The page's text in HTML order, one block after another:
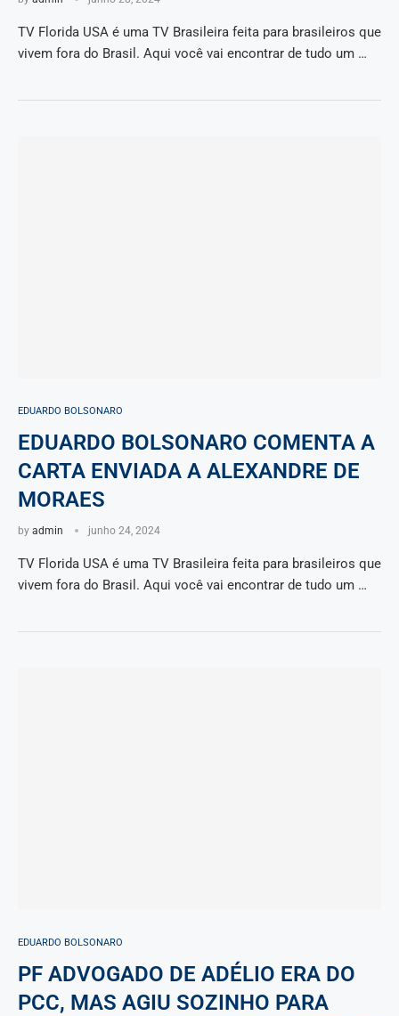
TV Florida USA é uma TV Brasileira feita para brasileiros que
vivem fora do Brasil. Aqui você vai encontrar de tudo um …
EDUARDO BOLSONARO
EDUARDO BOLSONARO COMENTA A
CARTA ENVIADA A ALEXANDRE DE
MORAES
by admin junho 24, 2024
TV Florida USA é uma TV Brasileira feita para brasileiros que
vivem fora do Brasil. Aqui você vai encontrar de tudo um …
EDUARDO BOLSONARO
PF ADVOGADO DE ADÉLIO ERA DO
PCC, MAS AGIU SOZINHO PARA